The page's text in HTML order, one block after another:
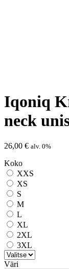
Iqoniq
neck
26,00 € alv. 0%
Koko
XXS
XS
S
M
L
XL
2XL
3XL
Väri